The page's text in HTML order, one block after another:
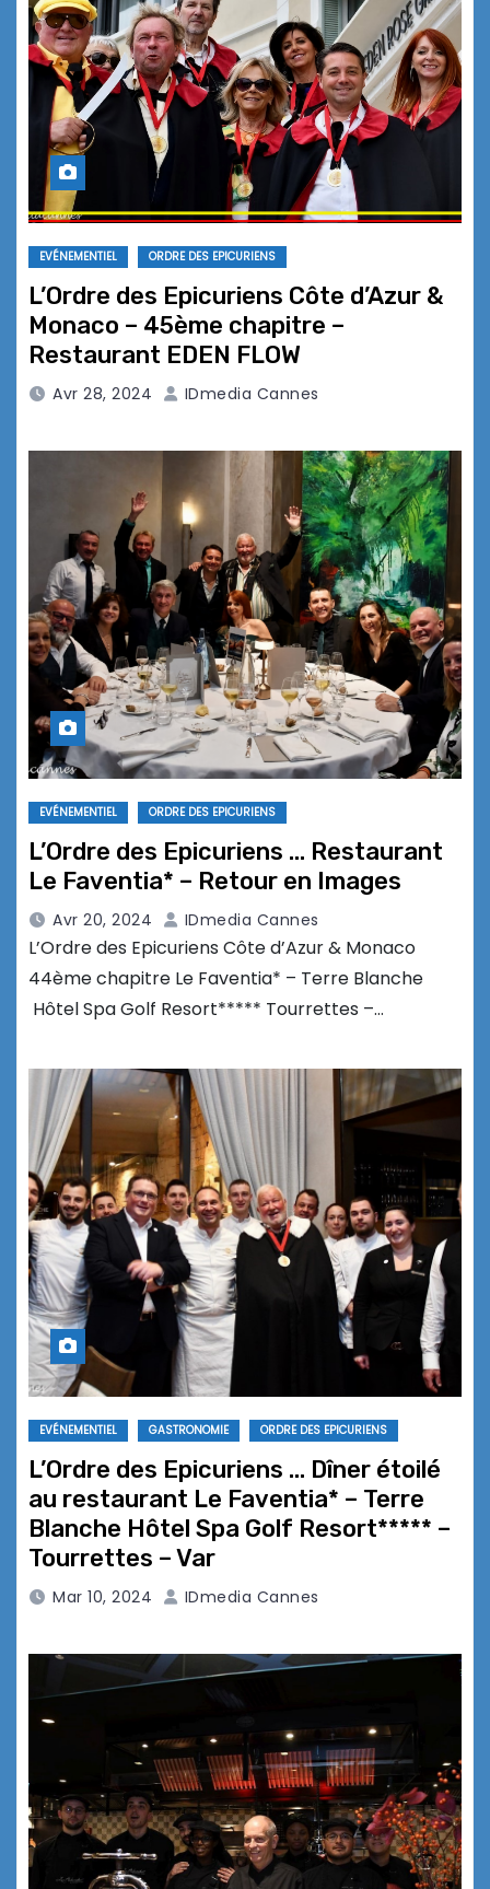
EVÉNEMENTIEL ORDRE DES EPICURIENS
L’Ordre des Epicuriens Côte d’Azur &
Monaco – 45ème chapitre –
Restaurant EDEN FLOW
Avr 28, 2024 IDmedia Cannes
EVÉNEMENTIEL ORDRE DES EPICURIENS
L’Ordre des Epicuriens … Restaurant
Le Faventia* – Retour en Images
Avr 20, 2024 IDmedia Cannes
L’Ordre des Epicuriens Côte d’Azur & Monaco
44ème chapitre Le Faventia* – Terre Blanche
Hôtel Spa Golf Resort***** Tourrettes –…
EVÉNEMENTIEL GASTRONOMIE ORDRE DES EPICURIENS
L’Ordre des Epicuriens … Dîner étoilé
au restaurant Le Faventia* – Terre
Blanche Hôtel Spa Golf Resort***** –
Tourrettes – Var
Mar 10, 2024 IDmedia Cannes